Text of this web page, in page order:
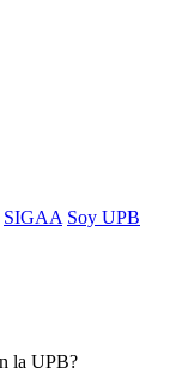
SIGAA Soy UPB